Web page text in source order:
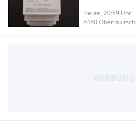
Heute, 20:59 Uhr
8480 Oberrakitsch